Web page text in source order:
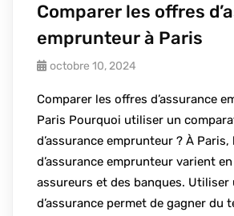
Comparer les offres
emprunteur à Paris
octobre 10, 2024
Comparer les offres d’assurance
Paris Pourquoi utiliser un
d’assurance emprunteur ? À Paris,
d’assurance emprunteur varient
assureurs et des banques. Utiliser
d’assurance permet de gagner du